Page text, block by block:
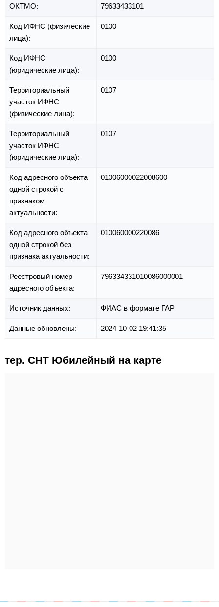
ОКТМО: 79633433101
Код ИФНС (физические
лица):
0100
Код ИФНС
(юридические лица):
0100
Территориальный
участок ИФНС
(физические лица):
0107
Территориальный
участок ИФНС
(юридические лица):
0107
Код адресного объекта
одной строкой с
признаком
актуальности:
01006000022008600
Код адресного объекта
одной строкой без
признака актуальности:
010060000220086
Реестровый номер
адресного объекта:
796334331010086000001
Источник данных: ФИАС в формате ГАР
Данные обновлены: 2024-10-02 19:41:35
тер. СНТ Юбилейный на карте